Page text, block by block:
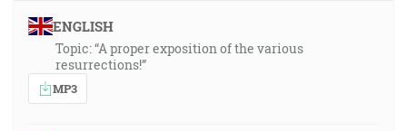
ENGLISH
Topic: “A proper exposition of the various
resurrections!”
MP3